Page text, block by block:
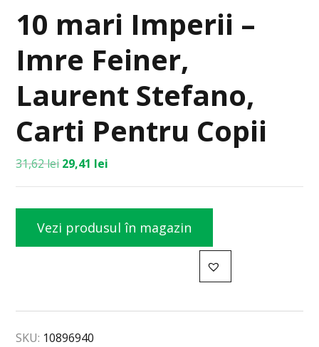
10 mari Imperii –
Imre Feiner,
Laurent Stefano,
Carti Pentru Copii
31,62lei 29,41 lei
Vezi produsul în magazin
SKU: 10896940